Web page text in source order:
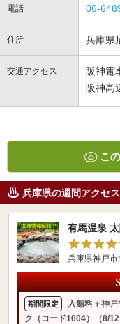
電話 06-
住所 兵庫県
交通アクセス
阪神電
阪神高
こ
兵庫県の週間アクセ
有馬温泉
兵庫県神戸
期間限定
入館料＋神
ク（コード1004）（8/12